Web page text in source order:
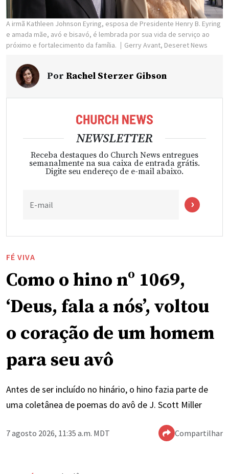
A irmã Kathleen Johnson Eyring, esposa de Presidente Henry B. Eyring
e amada mãe, avó e bisavó, é lembrada por sua vida de serviço ao
próximo e fortalecimento da família.
Gerry Avant, Deseret News
Por Rachel Sterzer Gibson
NEWSLETTER
Receba destaques do Church News entregues
semanalmente na sua caixa de entrada grátis.
Digite seu endereço de e-mail abaixo.
E-mail
FÉ VIVA
Como o hino nº 1069,
‘Deus, fala a nós’, voltou
o coração de um homem
para seu avô
Antes de ser incluído no hinário, o hino fazia parte de
uma coletânea de poemas do avô de J. Scott Miller
7 agosto 2026, 11:35 a.m. MDT Compartilhar